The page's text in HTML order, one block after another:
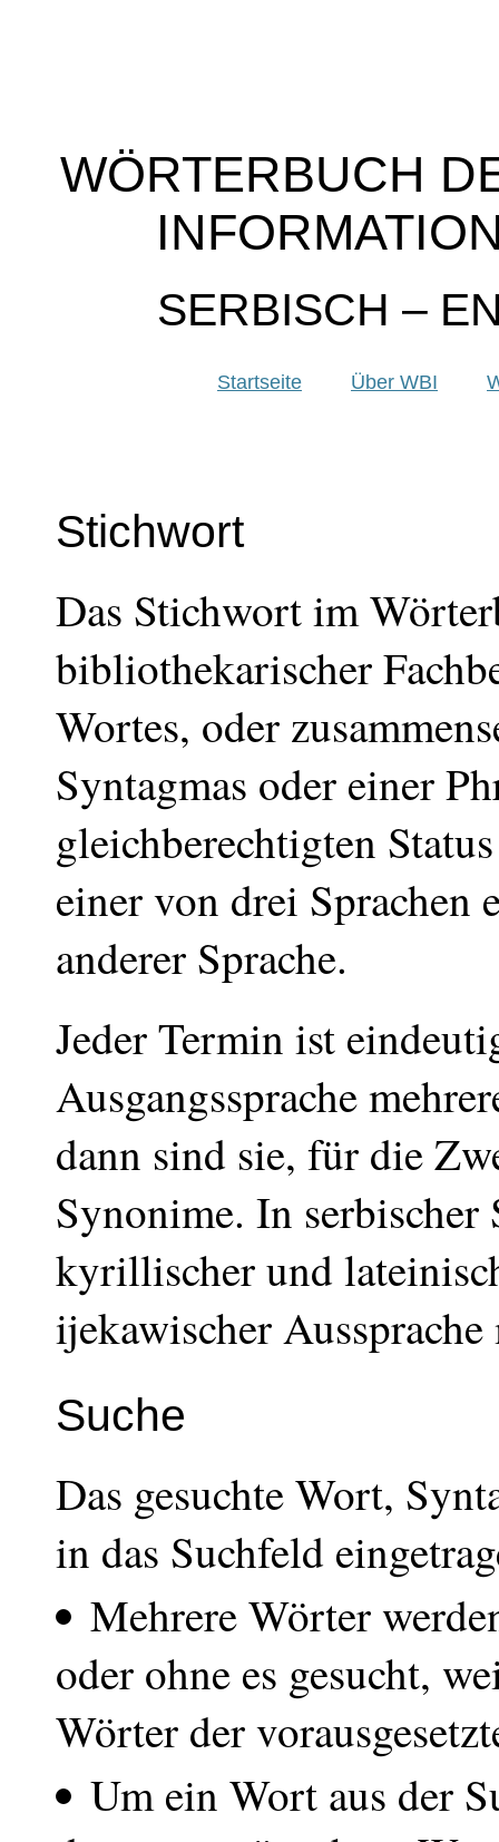
WÖRTERBUCH
SERBISCH –
Startseite Über WBI
Stichwort
Das Stichwort im
bibliothekarischer
Wortes, oder
Syntagmas oder einer
gleichberechtigten
einer von drei Sprachen
anderer Sprache.
Jeder Termin ist
Ausgangssprache
dann sind sie, für die
Synonime. In serbischer
kyrillischer und
ijekawischer
Suche
Das gesuchte Wort,
in das Suchfeld
Mehrere Wörter
oder ohne es gesucht,
Wörter der
Um ein Wort aus der